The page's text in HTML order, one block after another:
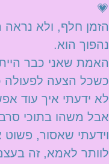
💗
הזמן חלף, ולא
נהפוך הוא.
האמת שאני כבר
כשכל הצעה לפעולה
לא ידעתי איך עוד
אבל משהו בתוכי
וידעתי שאסור, פשוט
לוותר לאמא, זה